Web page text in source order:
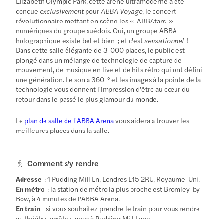
conçue exclusivementpourABBA Voyage, le concert
révolutionnaire mettant en scène les « ABBAtars »
numériques du groupe suédois. Oui, un groupe ABBA
holographique existe bel et bien ; et c'estsensationnel !
Dans cette salle élégante de 3 000 places, le public est
plongé dans un mélange de technologie de capture de
mouvement, de musique en live et de hits rétro qui ont défini
une génération. Le son à 360 ° et les images à la pointe de la
technologie vous donnent l'impression d'être au cœur du
retour dans le passé le plus glamour du monde.
Le plan de salle de l'ABBA Arenavous aidera à trouver les
meilleures places dans la salle.
Comment s'y rendre
Adresse : 1 Pudding Mill Ln, Londres E15 2RU, Royaume-Uni.
En métro : la station de métro la plus proche est Bromley-by-
Bow, à 4 minutes de l'ABBA Arena.
En train : si vous souhaitez prendre le train pour vous rendre